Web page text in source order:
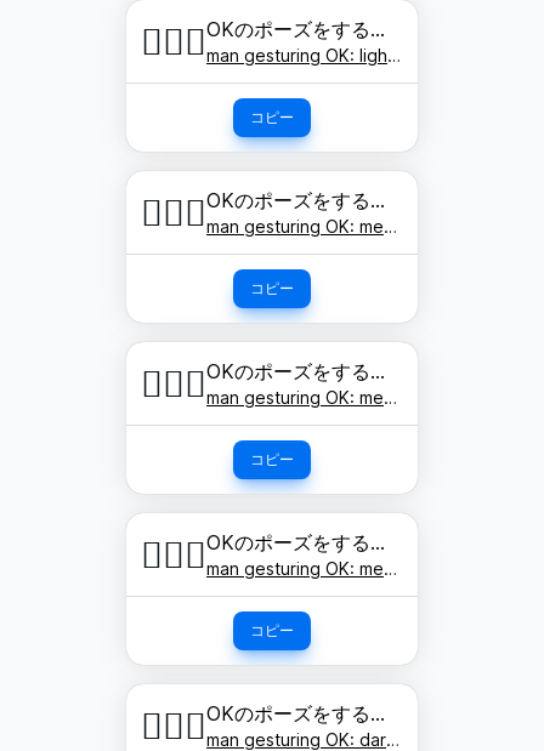
🙆🏻‍♂️ OKのポーズをする男性: 明るい肌色
man gesturing OK: light skin tone
コピー
🙆🏼‍♂️ OKのポーズをする男性: やや明るい肌色
man gesturing OK: medium-light skin tone
コピー
🙆🏽‍♂️ OKのポーズをする男性: 肌色
man gesturing OK: medium skin tone
コピー
🙆🏾‍♂️ OKのポーズをする男性: やや濃い肌色
man gesturing OK: medium-dark skin tone
コピー
🙆🏿‍♂️ OKのポーズをする男性: 濃い肌色
man gesturing OK: dark skin tone